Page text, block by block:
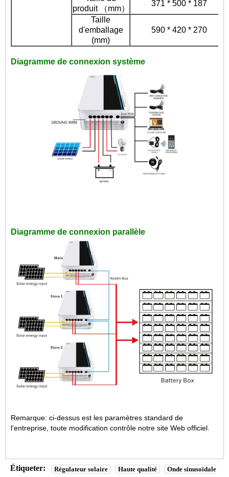
produit （mm）
371 * 500 * 187
Taille
d'emballage
(mm)
590 * 420 * 270
Diagramme de connexion système
Diagramme de connexion parallèle
Remarque: ci-dessus est les paramètres standard de
l'entreprise, toute modification contrôle notre site Web officiel.
Étiqueter: Régulateur solaire Haute qualité
Onde sinusoïdale